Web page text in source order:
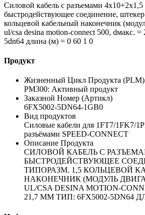
Силовой кабель с разъемами 4x10+2x1,5
быстродействующее соединение,
кольцевой кабельный наконечник
ul/csa desina motion-connect 500, dмакс.
5dn64 длина (м) = 0 60 1 0
Продукт
Жизненный Цикл Продукта (PLM)
PM300: Активный продукт
Заказной Номер (Артикл)
6FX5002-5DN64-1GB0
Вид продуктов
Силовые кабели для 1FT7/1FK7/
разъёмами SPEED-CONNECT
Описание Продукта
СИЛОВОЙ КАБЕЛЬ С
БЫСТРОДЕЙСТВУЮЩЕЕ
ТИПОРАЗМ. 1,5 КОЛЬЦЕВОЙ
НАКОНЕЧНИК (МОДУЛЬ
UL/CSA DESINA MOTION-
21,7 ММ ТИП: 6FX5002-5DN64